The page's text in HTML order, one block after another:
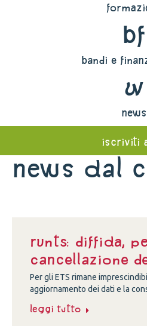
bf
bandi e
w
news
iscriviti
News dal
Runts: diffida,
cancellazione
Per gli ETS rimane
aggiornamento dei dati e la
Leggi tutto